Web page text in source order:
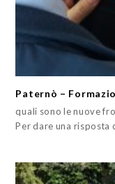
Paternò –
quali sono le nuove
Per dare una risposta